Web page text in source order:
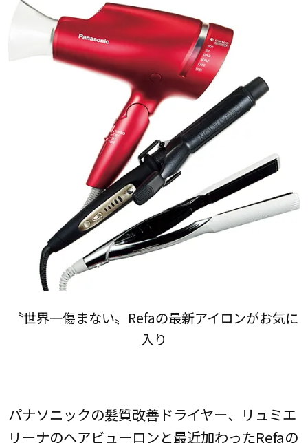
〝世界一傷まない〟Refaの最新アイロンがお気に
入り
パナソニックの髪質改善ドライヤー、リュミエ
リーナのヘアビューロンと最近加わったRefaの